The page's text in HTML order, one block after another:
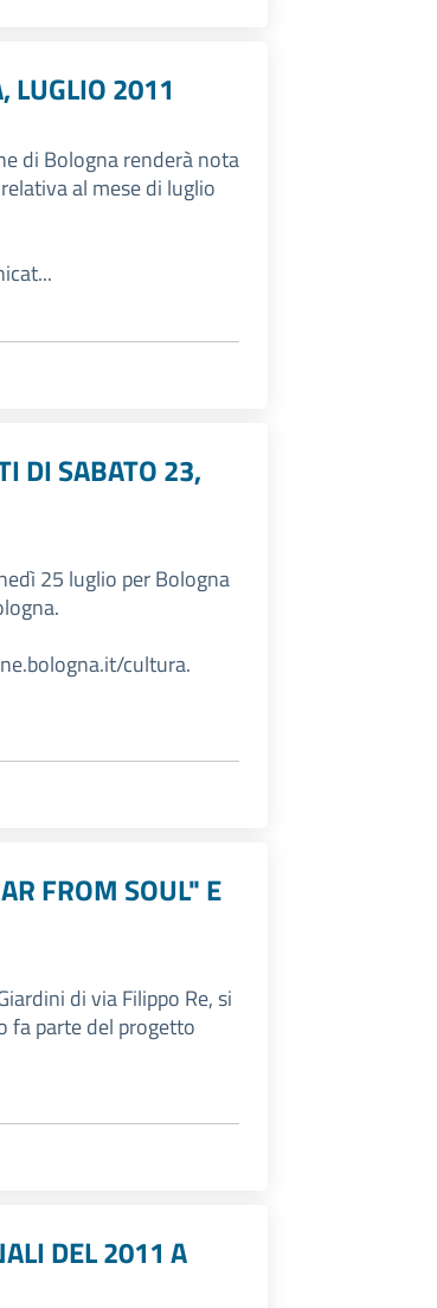
LUGLIO 2011
di Bologna renderà nota
al mese di luglio
DI SABATO 23,
25 luglio per Bologna
cultura.
FROM SOUL" E
di via Filippo Re, si
fa parte del progetto
DEL 2011 A